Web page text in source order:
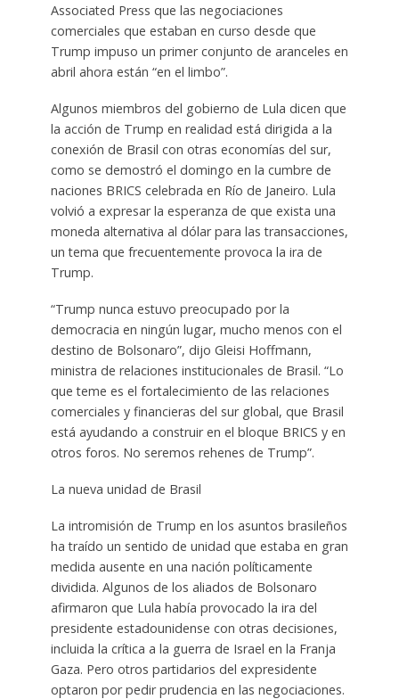
Associated Press que las negociaciones
comerciales que estaban en curso desde que
Trump impuso un primer conjunto de aranceles en
abril ahora están “en el limbo”.
Algunos miembros del gobierno de Lula dicen que
la acción de Trump en realidad está dirigida a la
conexión de Brasil con otras economías del sur,
como se demostró el domingo en la cumbre de
naciones BRICS celebrada en Río de Janeiro. Lula
volvió a expresar la esperanza de que exista una
moneda alternativa al dólar para las transacciones,
un tema que frecuentemente provoca la ira de
Trump.
“Trump nunca estuvo preocupado por la
democracia en ningún lugar, mucho menos con el
destino de Bolsonaro”, dijo Gleisi Hoffmann,
ministra de relaciones institucionales de Brasil. “Lo
que teme es el fortalecimiento de las relaciones
comerciales y financieras del sur global, que Brasil
está ayudando a construir en el bloque BRICS y en
otros foros. No seremos rehenes de Trump”.
La nueva unidad de Brasil
La intromisión de Trump en los asuntos brasileños
ha traído un sentido de unidad que estaba en gran
medida ausente en una nación políticamente
dividida. Algunos de los aliados de Bolsonaro
afirmaron que Lula había provocado la ira del
presidente estadounidense con otras decisiones,
incluida la crítica a la guerra de Israel en la Franja
Gaza. Pero otros partidarios del expresidente
optaron por pedir prudencia en las negociaciones.